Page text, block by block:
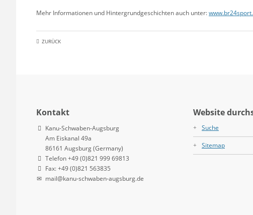
Mehr Informationen und Hintergrundgeschichten auch unter:
ZURÜCK
Kontakt
Kanu-Schwaben-Augsburg
Am Eiskanal 49a
86161 Augsburg (Germany)
Telefon +49 (0)821 999 69813
Fax: +49 (0)821 563835
mail@kanu-schwaben-augsburg.de
Website
Suche
Sitemap